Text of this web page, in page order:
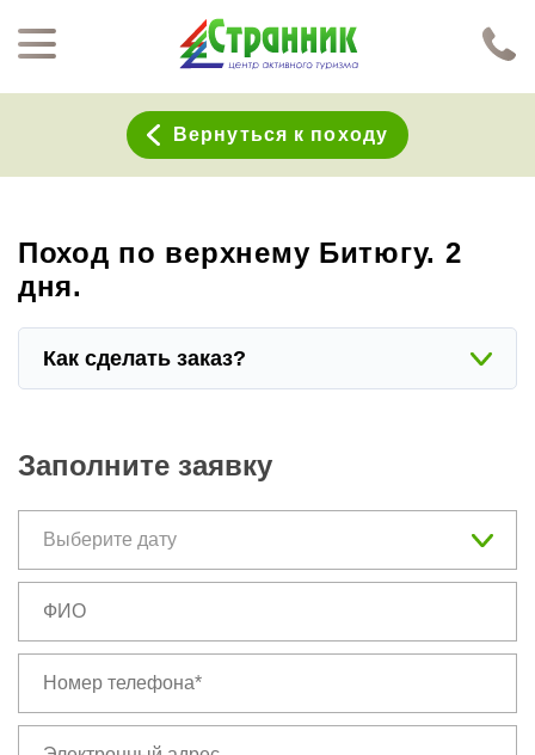
Вернуться к походу
Поход по верхнему Битюгу. 2
дня.
Как сделать заказ?
Заполните заявку